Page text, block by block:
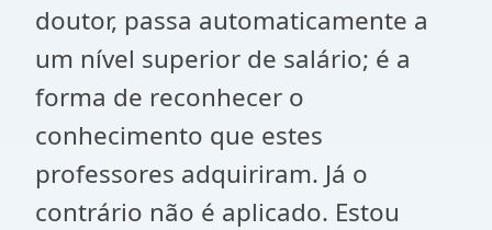
doutor, passa automaticamente a
um nível superior de salário; é a
forma de reconhecer o
conhecimento que estes
professores adquiriram. Já o
contrário não é aplicado. Estou